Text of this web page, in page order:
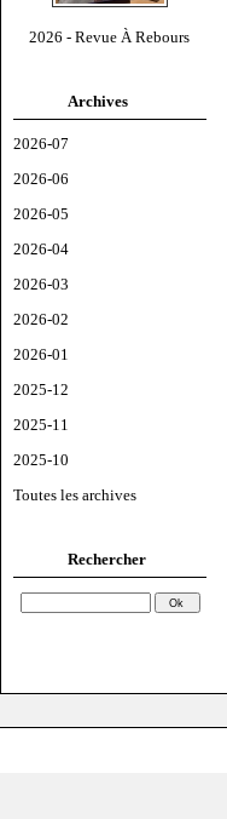
2026 - Revue À Rebours
Archives
2026-07
2026-06
2026-05
2026-04
2026-03
2026-02
2026-01
2025-12
2025-11
2025-10
Toutes les archives
Rechercher